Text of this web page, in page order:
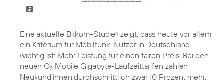
Eine aktuelle Bitkom-Studie6 zeigt, dass heute vor allem
ein Kriterium für Mobilfunk-Nutzer in Deutschland
wichtig ist: Mehr Leistung für einen fairen Preis. Bei den
neuen O2 Mobile Gigabyte-Laufzeittarifen zahlen
Neukund:innen durchschnittlich zwar 10 Prozent mehr,